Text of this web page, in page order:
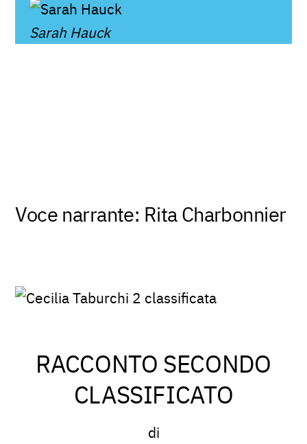
Sarah Hauck
Voce narrante: Rita Charbonnier
RACCONTO SECONDO
CLASSIFICATO
di